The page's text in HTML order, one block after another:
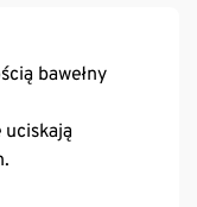
bawełny
uciskają